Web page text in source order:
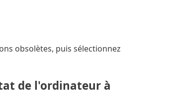
obsolètes, puis sélectionnez
de l'ordinateur à